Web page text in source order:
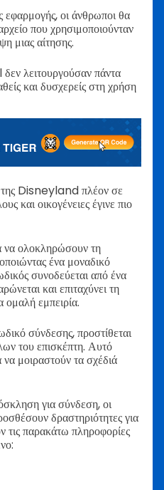
εφαρμογής, οι άνθρωποι θα
που χρησιμοποιούνταν
μιας αίτησης.
λειτουργούσαν πάντα
και δυσχερείς στη χρήση
της Disneyland πλέον σε
και οικογένειες έγινε πιο
να ολοκληρώσουν τη
ένα μοναδικό
συνοδεύεται από ένα
και επιταχύνει τη
ομαλή εμπειρία.
σύνδεσης, προστίθεται
του επισκέπτη. Αυτό
να μοιραστούν τα σχέδιά
για σύνδεση, οι
δραστηριότητες για
τις παρακάτω πληροφορίες